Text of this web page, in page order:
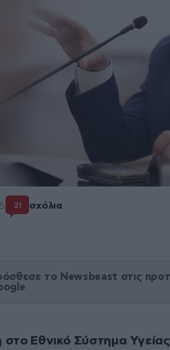
21 σχόλια
το Newsbeast στις
Εθνικό Σύστημα